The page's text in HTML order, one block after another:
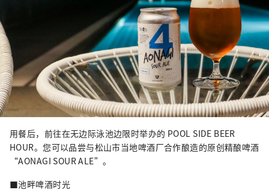
用餐后，前往在无边际泳池边限时举办的 POOL SIDE BEER
HOUR。您可以品尝与松山市当地啤酒厂合作酿造的原创精酿啤酒
“AONAGI SOUR ALE”。
■池畔啤酒时光